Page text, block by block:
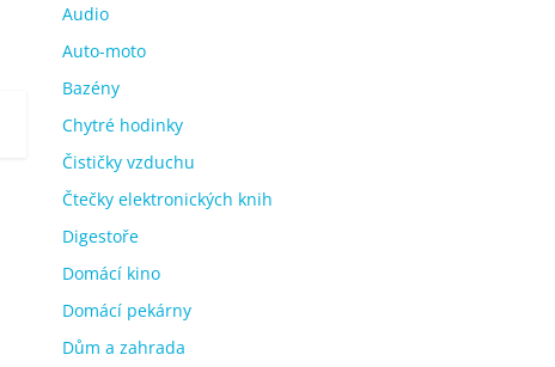
Audio
Auto-moto
Bazény
Chytré hodinky
Čističky vzduchu
Čtečky elektronických knih
Digestoře
Domácí kino
Domácí pekárny
Dům a zahrada